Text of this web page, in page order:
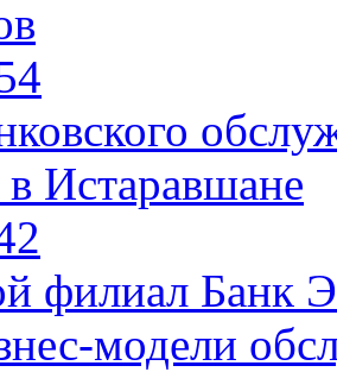
Истаравшане
филиал Банк
модели